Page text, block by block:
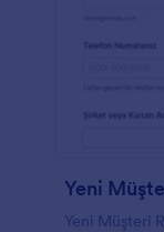
Yeni
Yeni Müşteri